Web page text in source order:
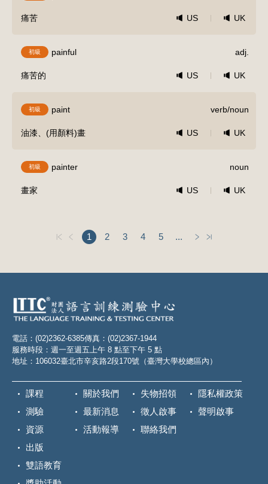
痛苦 US UK
初級 painful adj.
痛苦的 US UK
初級 paint verb/noun
油漆、(用顏料)畫 US UK
初級 painter noun
畫家 US UK
1 2 3 4 5 ...
電話：(02)2362-6385傳真：(02)2367-1944
服務時段：週一至週五上午 8 點至下午 5 點
地址：106032臺北市辛亥路2段170號（臺灣大學校總區內）
課程
測驗
資源
出版
雙語教育
關於我們
最新消息
活動報導
失物招領
徵人啟事
聯絡我們
隱私權政策
聲明啟事